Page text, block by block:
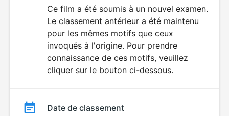
Ce film a été soumis à un nouvel examen.
Le classement antérieur a été maintenu
pour les mêmes motifs que ceux
invoqués à l'origine. Pour prendre
connaissance de ces motifs, veuillez
cliquer sur le bouton ci-dessous.
Date de classement